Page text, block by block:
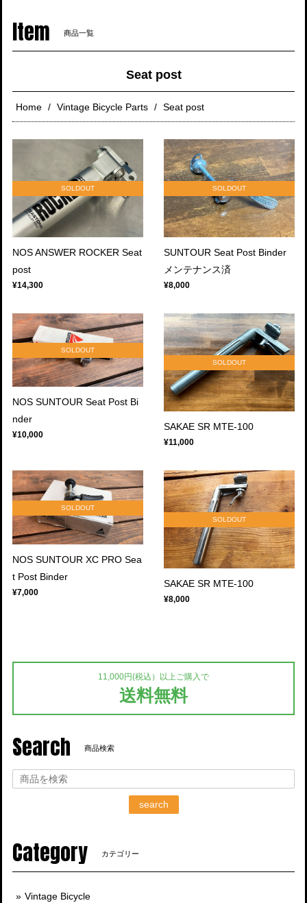
Item 商品一覧
Seat post
Home Vintage Bicycle Parts Seat post
SOLDOUT
NOS ANSWER ROCKER Seat
post
¥14,300
SOLDOUT
SUNTOUR Seat Post Binder
メンテナンス済
¥8,000
SOLDOUT
NOS SUNTOUR Seat Post Bi
nder
¥10,000
SOLDOUT
SAKAE SR MTE-100
¥11,000
SOLDOUT
NOS SUNTOUR XC PRO Sea
t Post Binder
¥7,000
SOLDOUT
SAKAE SR MTE-100
¥8,000
11,000円(税込）以上ご購入で
送料無料
Search 商品検索
search
Category カテゴリー
Vintage Bicycle